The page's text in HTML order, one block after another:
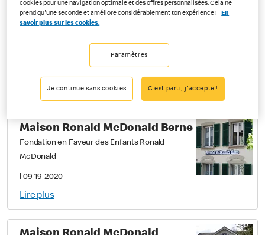
Maison Ronald McDonald Bâle
Lire plus
Maison Ronald McDonald Berne
Fondation en Faveur des Enfants Ronald
McDonald
09-19-2020
Lire plus
cookies pour une navigation optimale et des offres personnalisées. Cela ne
prend qu'une seconde et améliore considérablement ton expérience !
En
savoir plus sur les cookies.
Paramètres
Je continue sans cookies C'est parti, j'accepte !